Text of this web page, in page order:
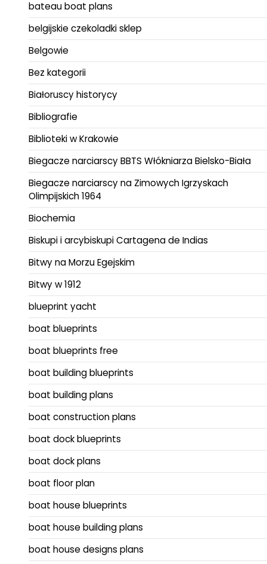
bateau boat plans
belgijskie czekoladki sklep
Belgowie
Bez kategorii
Białoruscy historycy
Bibliografie
Biblioteki w Krakowie
Biegacze narciarscy BBTS Włókniarza Bielsko-Biała
Biegacze narciarscy na Zimowych Igrzyskach
Olimpijskich 1964
Biochemia
Biskupi i arcybiskupi Cartagena de Indias
Bitwy na Morzu Egejskim
Bitwy w 1912
blueprint yacht
boat blueprints
boat blueprints free
boat building blueprints
boat building plans
boat construction plans
boat dock blueprints
boat dock plans
boat floor plan
boat house blueprints
boat house building plans
boat house designs plans